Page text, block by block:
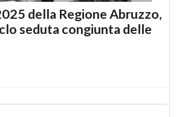
della Regione Abruzzo,
seduta congiunta delle